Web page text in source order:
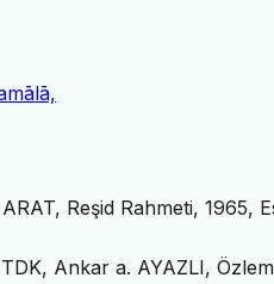
Reşid Rahmeti, 1965,
Ankar a. AYAZLI,